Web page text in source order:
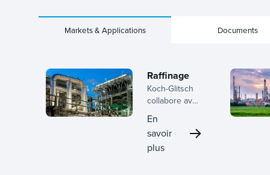
Markets & Applications Documents
Raffinage
Koch-Glitsch
collabore avec
les raffineurs
tout au long
du cycle de
vie, de la
En
savoir
plus